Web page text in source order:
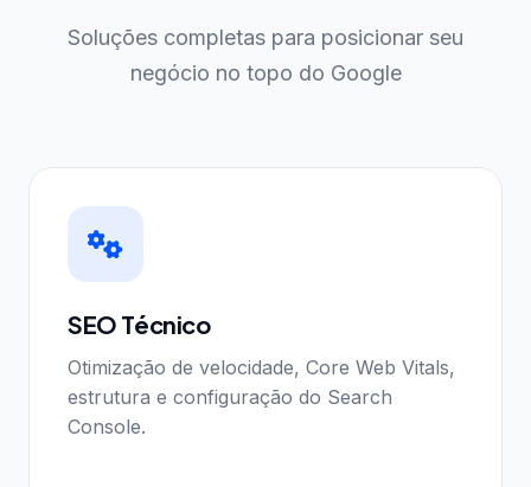
Soluções completas para posicionar seu
negócio no topo do Google
SEO Técnico
Otimização de velocidade, Core Web Vitals,
estrutura e configuração do Search
Console.